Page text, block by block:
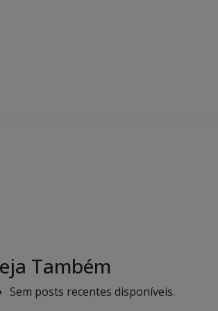
Também
Sem posts recentes disponíveis.